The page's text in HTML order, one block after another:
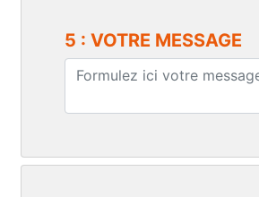
5 : VOTRE MESSAGE